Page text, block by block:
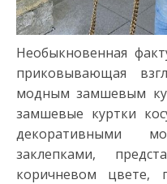
Необыкновенная
приковывающая
модным замшевым
замшевые куртки
декоративными
заклепками,
коричневом цвете,